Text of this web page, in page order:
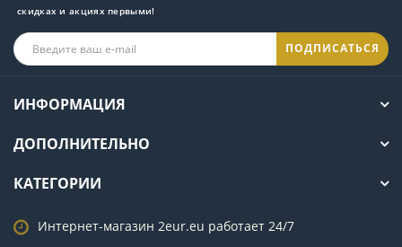
скидках и акциях первыми!
ПОДПИСАТЬСЯ
ИНФОРМАЦИЯ
ДОПОЛНИТЕЛЬНО
КАТЕГОРИИ
Интернет-магазин 2eur.eu работает 24/7